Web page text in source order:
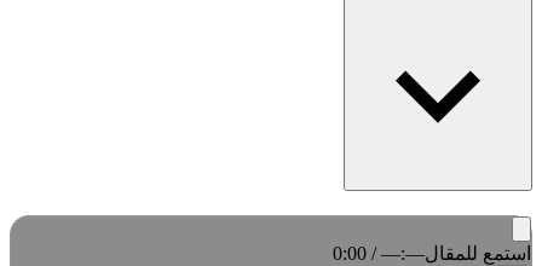
استمع للمقال0:00 / —:—